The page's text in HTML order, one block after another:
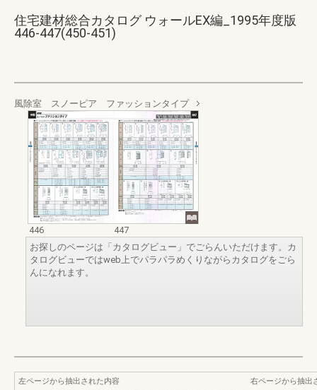
住宅建材総合カタログ ウォールEX編_1995年度版
446-447(450-451)
風除室 スノーピア ファッションタイプ
446
447
お探しのページは「カタログビュー」でごらんいただけます。カ
タログビューではweb上でパラパラめくりながらカタログをごら
んになれます。
左ページから抽出された内容
右ページから抽出